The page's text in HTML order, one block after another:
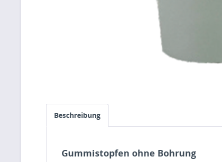
Beschreibung
Gummistopfen ohne Bohrung